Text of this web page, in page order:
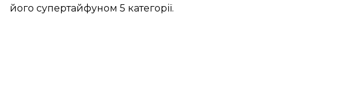
його супертайфуном 5 категорії.